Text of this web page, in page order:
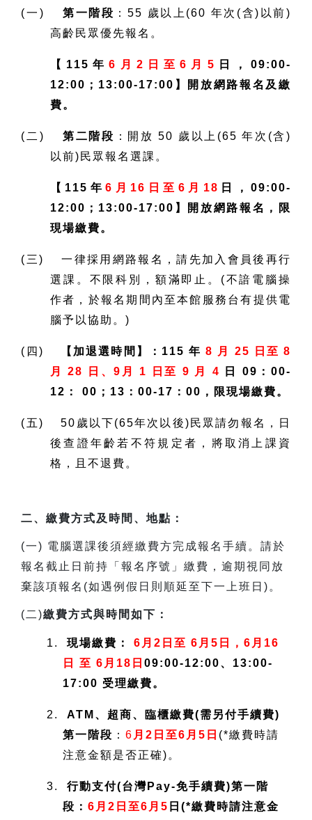
(一) 第一階段 ：55 歲以上(60 年次(含)以前)
高齡民眾優先報名。
【115年6月2日至6月5 日，09:00-
12:00；13:00-17:00】開放網路報名及繳
費。
(二)第二階段 ：開放 50 歲以上(65 年次(含)
以前)民眾報名選課。
【115年6月16日至6月18 日，09:00-
12:00；13:00-17:00】開放網路報名，限
現場繳費。
(三) 一律採用網路報名，請先加入會員後再行
選課。不限科別，額滿即止。(不諳電腦操
作者，於報名期間內至本館服務台有提供電
腦予以協助。)
(四) 【加退選時間】：115 年 8 月 25 日至 8
月 28 日、9月 1 日至 9 月 4
日 09：00-
12： 00；13：00-17：00，限現場繳費。
(五) 50歲以下(65年次以後)民眾請勿報名，日
後查證年齡若不符規定者，將取消上課資
格，且不退費。
二、繳費方式及時間、地點：
(一) 電腦選課後須經繳費方完成報名手續。請於
報名截止日前持「報名序號」繳費，逾期視同放
棄該項報名(如遇例假日則順延至下一上班日)。
( 二)繳費方式與時間如下：
1.現場繳費：6月2日至 6月5日，6月16
日 至 6月18日 09:00-12:00、13:00-
17:00 受理繳費。
2.ATM、超商、臨櫃繳費(需另付手續費)
第一階段 ： 6 月2日至6月5日 (*繳費時請
注意金額是否正確)。
3.行動支付(台灣Pay-免手續費)第一階
段： 6月2日至6月5 日(*繳費時請注意金